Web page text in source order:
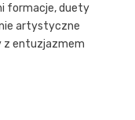
formacje, duety
artystyczne
z entuzjazmem